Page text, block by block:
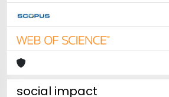
social impact